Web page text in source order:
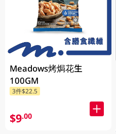
Meadows烤焗花生
100GM
3件$22.5
$9.00